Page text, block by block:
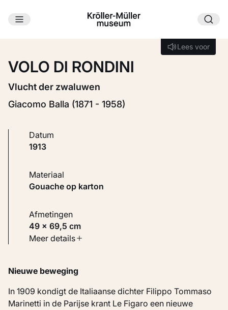
Ga naar hoofdinhoud
Lees voor
Lees voor
VOLO DI RONDINI
Vlucht der zwaluwen
Giacomo Balla (1871 - 1958)
Datum
1913
Materiaal
Gouache op karton
Afmetingen
49 × 69,5 cm
Soort werk
Inventarisnummer
KM 110.045
Meer details
Nieuwe beweging
In 1909 kondigt de Italiaanse dichter Filippo Tommaso
Marinetti in de Parijse krant Le Figaro een nieuwe